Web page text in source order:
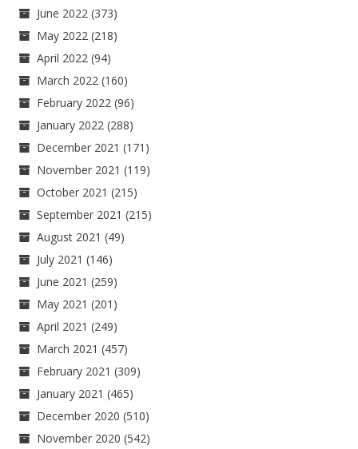
June 2022 (373)
May 2022 (218)
April 2022 (94)
March 2022 (160)
February 2022 (96)
January 2022 (288)
December 2021 (171)
November 2021 (119)
October 2021 (215)
September 2021 (215)
August 2021 (49)
July 2021 (146)
June 2021 (259)
May 2021 (201)
April 2021 (249)
March 2021 (457)
February 2021 (309)
January 2021 (465)
December 2020 (510)
November 2020 (542)